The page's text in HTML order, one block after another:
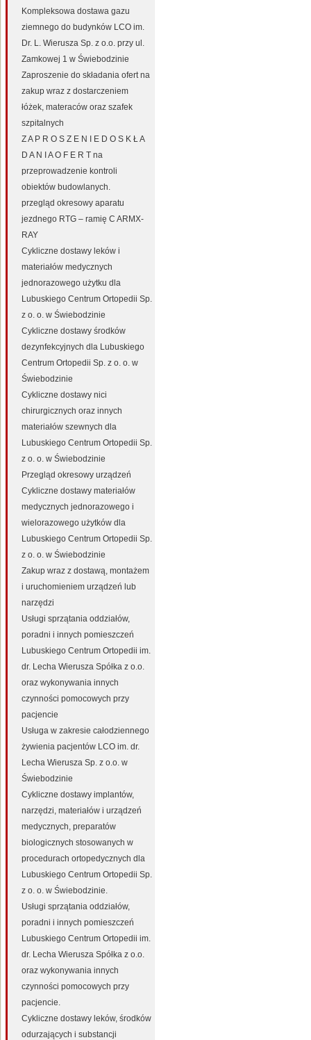
Kompleksowa dostawa gazu
ziemnego do budynków LCO im.
Dr. L. Wierusza Sp. z o.o. przy ul.
Zamkowej 1 w Świebodzinie
Zaproszenie do składania ofert na
zakup wraz z dostarczeniem
łóżek, materaców oraz szafek
szpitalnych
Z A P R O S Z E N I E D O S K Ł A
D A N I A O F E R T na
przeprowadzenie kontroli
obiektów budowlanych.
przegląd okresowy aparatu
jezdnego RTG – ramię C ARMX-
RAY
Cykliczne dostawy leków i
materiałów medycznych
jednorazowego użytku dla
Lubuskiego Centrum Ortopedii Sp.
z o. o. w Świebodzinie
Cykliczne dostawy środków
dezynfekcyjnych dla Lubuskiego
Centrum Ortopedii Sp. z o. o. w
Świebodzinie
Cykliczne dostawy nici
chirurgicznych oraz innych
materiałów szewnych dla
Lubuskiego Centrum Ortopedii Sp.
z o. o. w Świebodzinie
Przegląd okresowy urządzeń
Cykliczne dostawy materiałów
medycznych jednorazowego i
wielorazowego użytków dla
Lubuskiego Centrum Ortopedii Sp.
z o. o. w Świebodzinie
Zakup wraz z dostawą, montażem
i uruchomieniem urządzeń lub
narzędzi
Usługi sprzątania oddziałów,
poradni i innych pomieszczeń
Lubuskiego Centrum Ortopedii im.
dr. Lecha Wierusza Spółka z o.o.
oraz wykonywania innych
czynności pomocowych przy
pacjencie
Usługa w zakresie całodziennego
żywienia pacjentów LCO im. dr.
Lecha Wierusza Sp. z o.o. w
Świebodzinie
Cykliczne dostawy implantów,
narzędzi, materiałów i urządzeń
medycznych, preparatów
biologicznych stosowanych w
procedurach ortopedycznych dla
Lubuskiego Centrum Ortopedii Sp.
z o. o. w Świebodzinie.
Usługi sprzątania oddziałów,
poradni i innych pomieszczeń
Lubuskiego Centrum Ortopedii im.
dr. Lecha Wierusza Spółka z o.o.
oraz wykonywania innych
czynności pomocowych przy
pacjencie.
Cykliczne dostawy leków, środków
odurzających i substancji